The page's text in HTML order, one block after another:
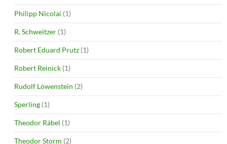
Philipp Nicolai (1)
R. Schweitzer (1)
Robert Eduard Prutz (1)
Robert Reinick (1)
Rudolf Löwenstein (2)
Sperling (1)
Theodor Räbel (1)
Theodor Storm (2)